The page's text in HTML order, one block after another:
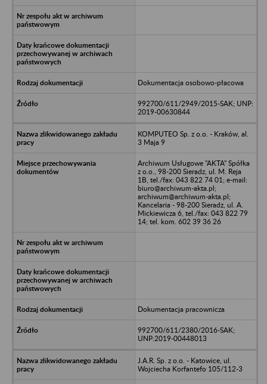
Dokumentacja osobowo-płacowa
992700/611/2949/2015-SAK; UNP:
2019-00630844
KOMPUTEO Sp. z o.o. - Kraków, al.
3 Maja 9
Archiwum Usługowe "AKTA" Spółka
z o.o., 98-200 Sieradz, ul. M. Reja
1B, tel./fax: 043 822 74 01; e-mail:
biuro@archiwum-akta.pl;
archiwum@archiwum-akta.pl;
Kancelaria - 98-200 Sieradz, ul. A.
Mickiewicza 6, tel./fax: 043 822 79
14; tel. kom. 602 39 36 26
Dokumentacja pracownicza
992700/611/2380/2016-SAK;
UNP:2019-00448013
J.A.R. Sp. z o.o. - Katowice, ul.
Wojciecha Korfantefo 105/112-3